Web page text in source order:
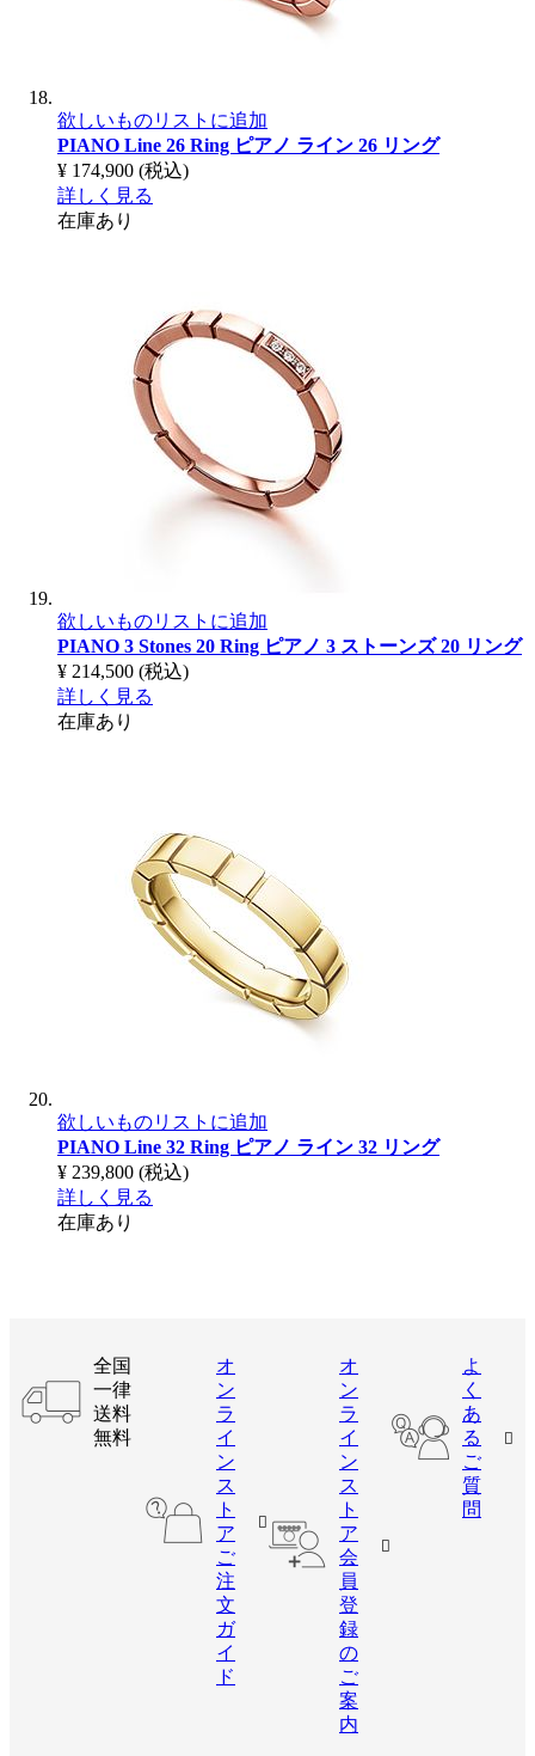
欲しいものリストに追加
PIANO Line 26 Ring ピアノ ライン 26 リング
¥ 174,900 (税込)
詳しく見る
在庫あり
欲しいものリストに追加
PIANO 3 Stones 20 Ring ピアノ 3 ストーンズ 20 リング
¥ 214,500 (税込)
詳しく見る
在庫あり
欲しいものリストに追加
PIANO Line 32 Ring ピアノ ライン 32 リング
¥ 239,800 (税込)
詳しく見る
在庫あり
全国
一律
送料
無料
オ
ン
ラ
イ
ン
ス
ト
ア
ご
注
文
ガ
イ
ド
オ
ン
ラ
イ
ン
ス
ト
ア
会
員
登
録
の
ご
案
内
よ
く
あ
る
ご
質
問